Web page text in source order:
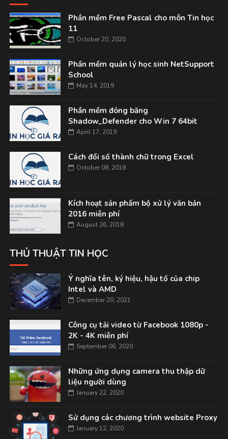
Phần mềm Free Pascal cho môn Tin học
11
October 20, 2020
Phần mềm quản lý học sinh NetSupport
School
May 14, 2019
Phần mềm đóng băng
Shadow_Defender cho Win 7 64bit
April 17, 2019
Cách đổi số thành chữ trong Excel
October 08, 2018
Kích hoạt sản phẩm bộ xử lý văn bản
2016 miễn phí
August 26, 2018
THỦ THUẬT TIN HỌC
Ý nghĩa tên, ký hiệu, hậu tố của chip
Intel và AMD
December 20, 2021
Công cụ tải video từ Facebook 1080p -
2K - 4K miễn phí
September 06, 2020
Những ứng dụng camera thu thập dữ
liệu người dùng
January 22, 2020
Sử dụng các chương trình website Proxy
January 12, 2020